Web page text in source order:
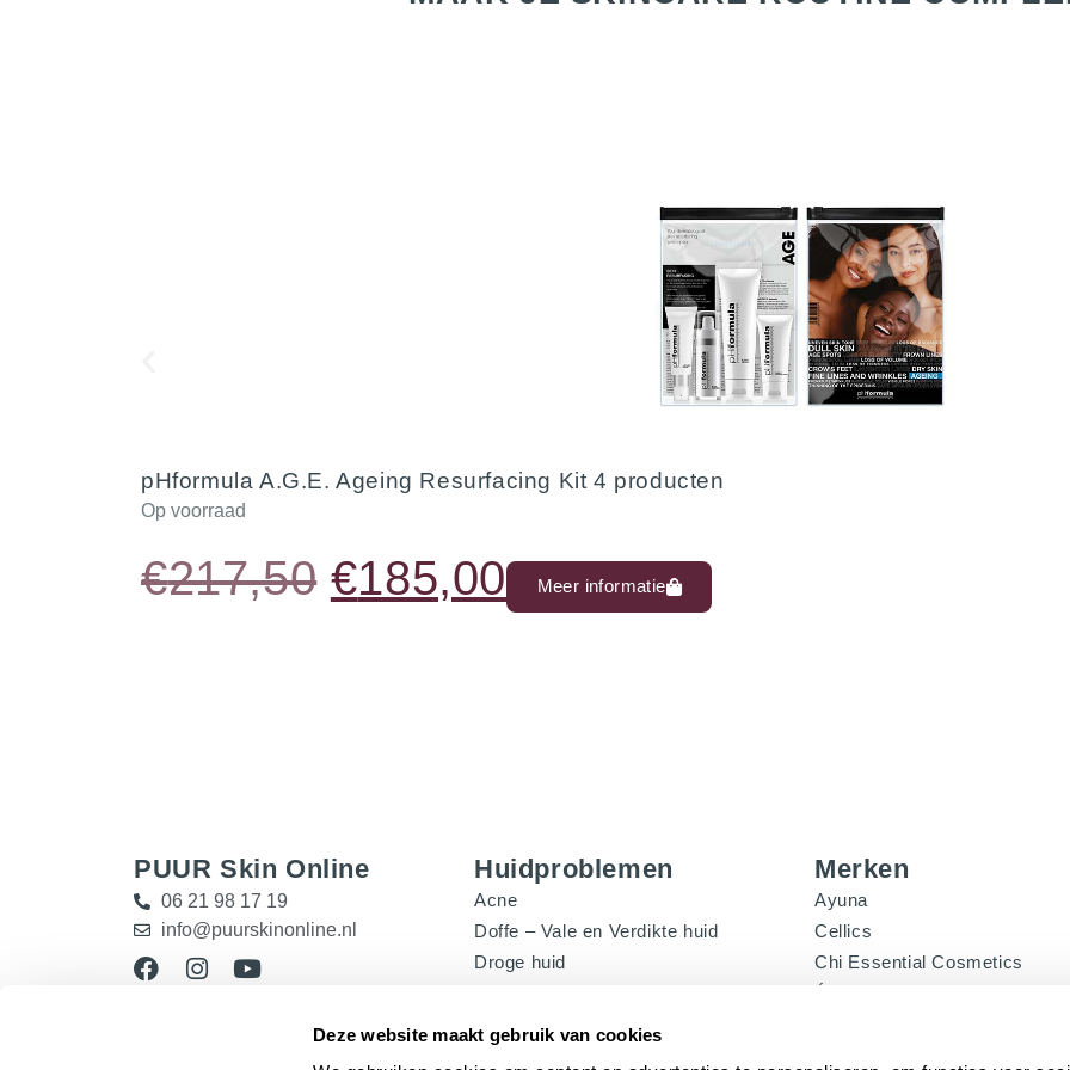
Deze website maakt gebruik van cookies
pHformula A.G.E. Ageing Resurfacing Kit 4 producten
Op voorraad
€217,50 €185,00 Meer informatie
PUUR Skin Online
06 21 98 17 19
info@puurskinonline.nl
Huidproblemen
Acne
Doffe – Vale en Verdikte huid
Droge huid
Grove poriën
Merken
Ayuna
Cellics
Chi Essential Cosmetics